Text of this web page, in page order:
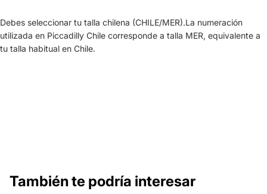
Debes seleccionar tu talla chilena (CHILE/MER).La numeración
utilizada en Piccadilly Chile corresponde a talla MER, equivalente a
tu talla habitual en Chile.
También te podría interesar